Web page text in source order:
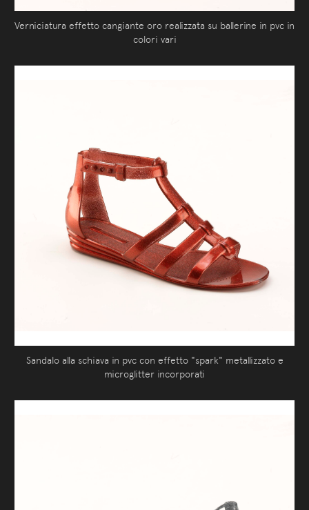
Verniciatura effetto cangiante oro realizzata su ballerine in pvc in
colori vari
Sandalo alla schiava in pvc con effetto "spark" metallizzato e
microglitter incorporati